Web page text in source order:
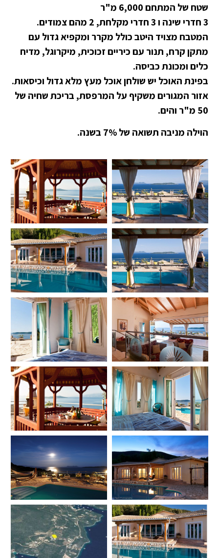
שטח של המתחם 6,000 מ"ר
3 חדרי שינה ו 3 חדרי מקלחת, 2 מהם צמודים.
המטבח מצויד היטב כולל מקרר ומקפיא גדול עם
מתקן קרח, תנור עם כיריים זכוכית, מיקרוגל, מדיח
כלים ומכונת כביסה.
בפינת האוכל יש שולחן אוכל מעץ מלא גדול וכיסאות.
אזור המגורים משקיף על המרפסת, בריכת שחיה של
50 מ"ר והים.
הוילה מניבה תשואה של 7% בשנה.